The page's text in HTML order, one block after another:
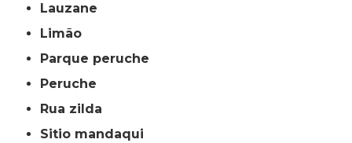
lauzane
limão
parque peruche
peruche
rua zilda
sitio mandaqui